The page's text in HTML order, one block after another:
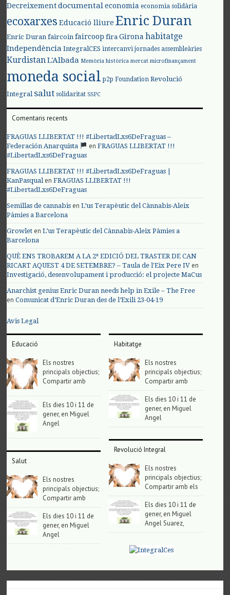
Decreixement documental economia economia solidària
ecoxarxes Educació lliure Enric Duran
Enric Duran faircoin faircoop fira Girona habitatge
Independència IntegralCES intercanvi jornades assembleàries
KurdistanL'Albada Memòria històrica mercat microfinançament
moneda social p2p Foundation Revolució
Integral salut solidaritat SSPC
Comentaris recents
FRAGUAS LLIBERTAT !!! #LibertadLxs6DeFraguas –
Federación Anarquista
enFRAGUAS LLIBERTAT !!!
#LibertadLxs6DeFraguas
FRAGUAS LLIBERTAT !!! #LibertadLxs6DeFraguas |
KanPasqualenFRAGUAS LLIBERTAT !!!
#LibertadLxs6DeFraguas
Semillas de cannabis enL’us Terapèutic del Cànnabis-Aleix
Pàmies a Barcelona
Growlet enL’us Terapèutic del Cànnabis-Aleix Pàmies a
Barcelona
QUÈ ENS TROBAREM A LA 2ª EDICIÓ DEL TRASTER DE CAN
RICART AQUEST 4 DE SETEMBRE? – Taula de l'Eix Pere IV en
Investigació, desenvolupament i producció: el projecte MaCus
Anarchist genius Enric Duran needs help in Exile – The Free
enComunicat d’Enric Duran des de l’Exili 23-04-19
Avis Legal
Educació
Els nostres
principals objectius;
Compartir amb
Els dies 10 i 11 de
gener, en Miguel
Angel
Salut
Els nostres
principals objectius;
Compartir amb
Els dies 10 i 11 de
gener, en Miguel
Angel
Habitatge
Els nostres
principals objectius;
Compartir amb
Els dies 10 i 11 de
gener, en Miguel
Angel
Revolució Integral
Els nostres
principals objectius;
Compartir amb els
Els dies 10 i 11 de
gener, en Miguel
Angel Suarez,